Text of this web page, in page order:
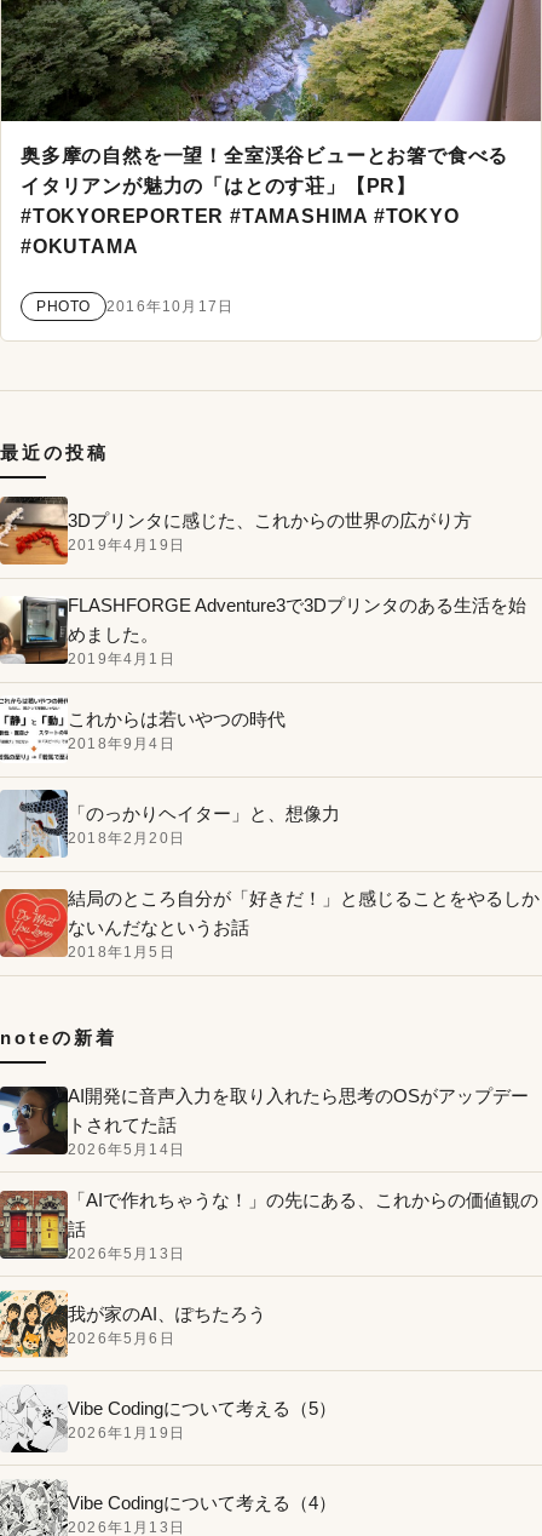
奥多摩の自然を一望！全室渓谷ビューとお箸で食べる
イタリアンが魅力の「はとのす荘」【PR】
#TOKYOREPORTER #TAMASHIMA #TOKYO
#OKUTAMA
PHOTO 2016年10月17日
最近の投稿
3Dプリンタに感じた、これからの世界の広がり方
2019年4月19日
FLASHFORGE Adventure3で3Dプリンタのある生活を始
めました。
2019年4月1日
これからは若いやつの時代
2018年9月4日
「のっかりヘイター」と、想像力
2018年2月20日
結局のところ自分が「好きだ！」と感じることをやるしか
ないんだなというお話
2018年1月5日
noteの新着
AI開発に音声入力を取り入れたら思考のOSがアップデー
トされてた話
2026年5月14日
「AIで作れちゃうな！」の先にある、これからの価値観の
話
2026年5月13日
我が家のAI、ぽちたろう
2026年5月6日
Vibe Codingについて考える（5）
2026年1月19日
Vibe Codingについて考える（4）
2026年1月13日